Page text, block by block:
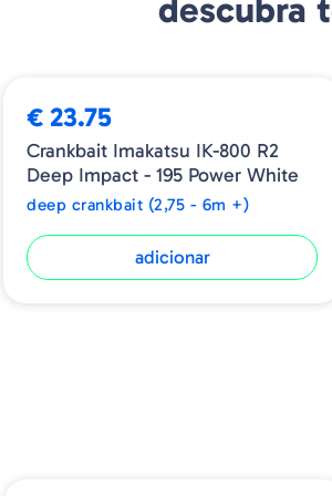
descubra
€ 23.75
Crankbait Imakatsu IK-800 R2
Deep Impact - 195 Power White
deep crankbait (2,75 - 6m +)
adicionar